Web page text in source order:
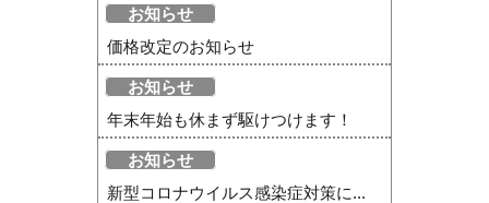
お知らせ
価格改定のお知らせ
お知らせ
年末年始も休まず駆けつけます！
お知らせ
新型コロナウイルス感染症対策に...